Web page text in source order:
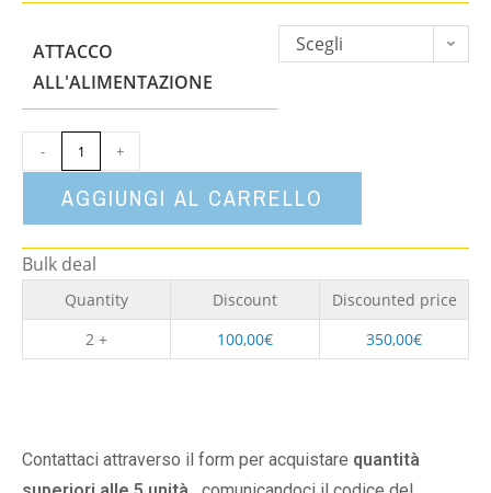
ATTACCO
ALL'ALIMENTAZIONE
Scegli
- +
AGGIUNGI AL CARRELLO
Bulk deal
Quantity Discount
Discounted price
2 +
100,00€ 350,00€
Contattaci attraverso il form per acquistare quantità